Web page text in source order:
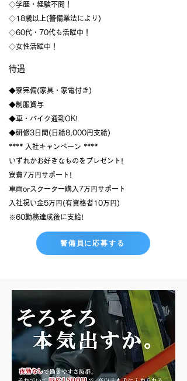
◇学歷・経験不問！
◇18歳以上(警備業法により)
◇60代・70代も活躍中！
◇女性活躍中！
待遇
◆寮完備(家具・家電付き)
◆制服貸与
◆車・バイク通勤OK!
◆研修3日間(日給8,000円支給)
**** 入社キャンペーン ****
いずれかお好きなものをプレゼント!
寮費7万円サポート!
車両orスクーター購入7万円サポート
入社祝い金5万円(有資格者10万円)
※60勤務達成後に支給!
警備員に応募する